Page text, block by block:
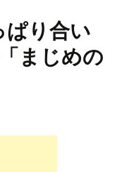
ぱり合い
まじめの